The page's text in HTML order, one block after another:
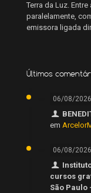
Terra da Luz.
paralelamente,
emissora ligada
Últimos
06/08/2026
em
06/08/2026
cursos
São Paulo